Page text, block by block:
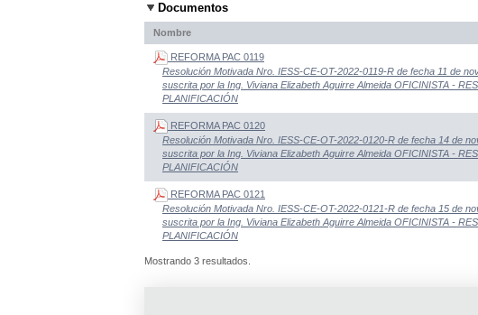
Documentos
Nombre
REFORMA PAC 0119
Resolución Motivada Nro. IESS-CE-OT-2022-0119-R de fecha 11 de
suscrita por la Ing. Viviana Elizabeth Aguirre Almeida OFICINISTA -
PLANIFICACIÓN
REFORMA PAC 0120
Resolución Motivada Nro. IESS-CE-OT-2022-0120-R de fecha 14 de
suscrita por la Ing. Viviana Elizabeth Aguirre Almeida OFICINISTA -
PLANIFICACIÓN
REFORMA PAC 0121
Resolución Motivada Nro. IESS-CE-OT-2022-0121-R de fecha 15 de
suscrita por la Ing. Viviana Elizabeth Aguirre Almeida OFICINISTA -
PLANIFICACIÓN
Mostrando 3 resultados.